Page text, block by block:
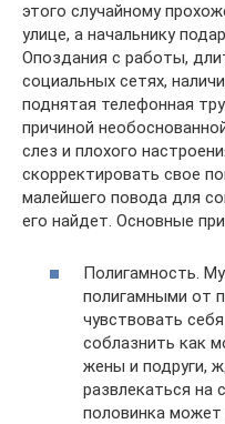
этого случайному
улице, а начальнику
Опоздания с работы,
социальных сетях,
поднятая телефонная
причиной
слез и плохого
скорректировать свое
малейшего повода для
его найдет. Основные
Полигамность.
полигамными от
чувствовать
соблазнить как
жены и подруги,
развлекаться на
половинка может